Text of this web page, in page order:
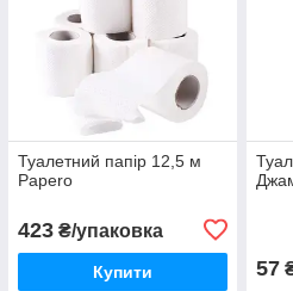
Туалетний папір 12,5 м
Papero
423₴/упаковка
Купити 57